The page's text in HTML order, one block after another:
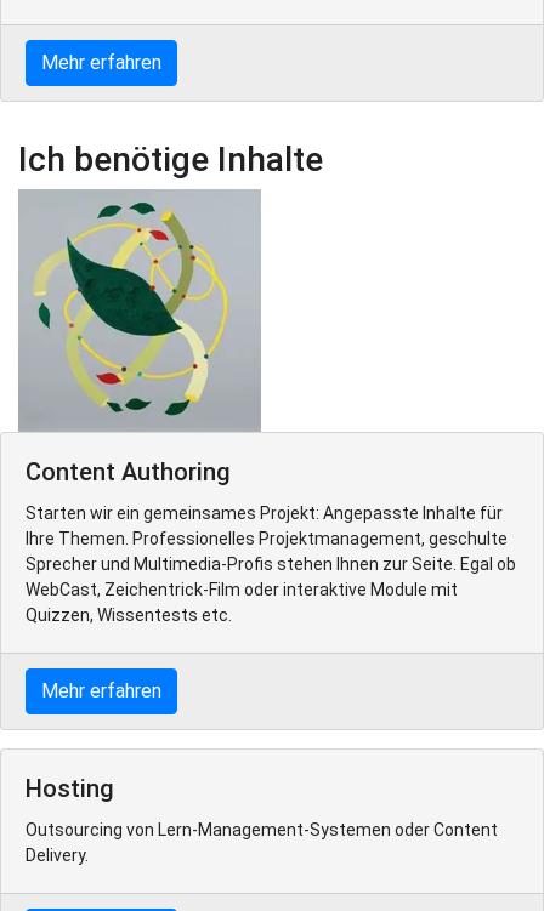
Mehr erfahren
Ich benötige Inhalte
Content Authoring
Starten wir ein gemeinsames Projekt: Angepasste Inhalte für
Ihre Themen. Professionelles Projektmanagement, geschulte
Sprecher und Multimedia-Profis stehen Ihnen zur Seite. Egal ob
WebCast, Zeichentrick-Film oder interaktive Module mit
Quizzen, Wissentests etc.
Mehr erfahren
Hosting
Outsourcing von Lern-Management-Systemen oder Content
Delivery.